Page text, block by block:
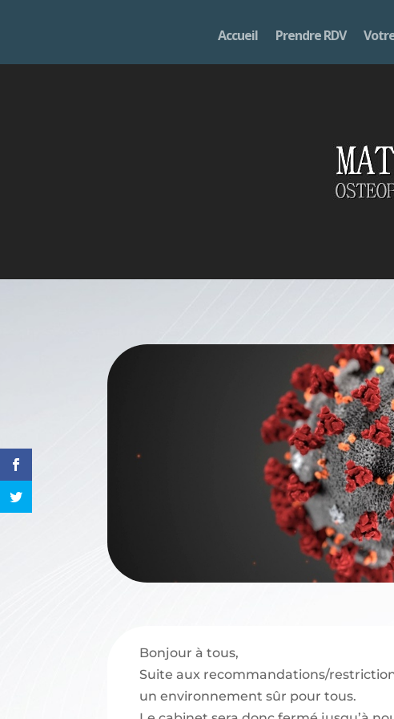
Accueil Prendre RDV
Fermeture
Bonjour à tous,
Suite aux recommandations/
un environnement sûr pour tous.